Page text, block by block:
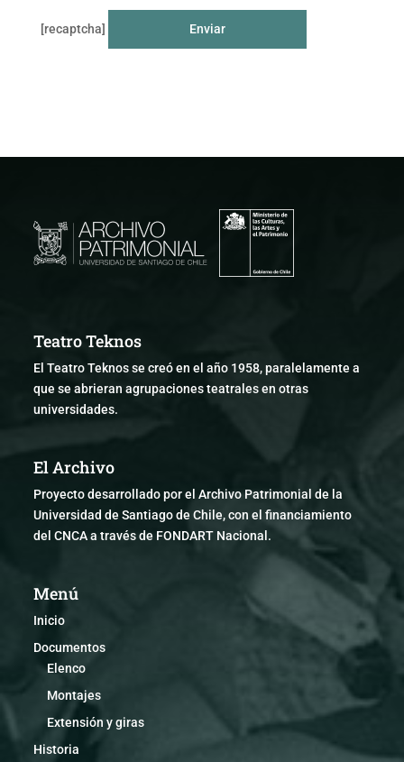
[recaptcha]
Teatro Teknos
El Teatro Teknos se creó en el año 1958, paralelamente a
que se abrieran agrupaciones teatrales en otras
universidades.
El Archivo
Proyecto desarrollado por el Archivo Patrimonial de la
Universidad de Santiago de Chile, con el financiamiento
del CNCA a través de FONDART Nacional.
Menú
Inicio
Documentos
Elenco
Montajes
Extensión y giras
Historia